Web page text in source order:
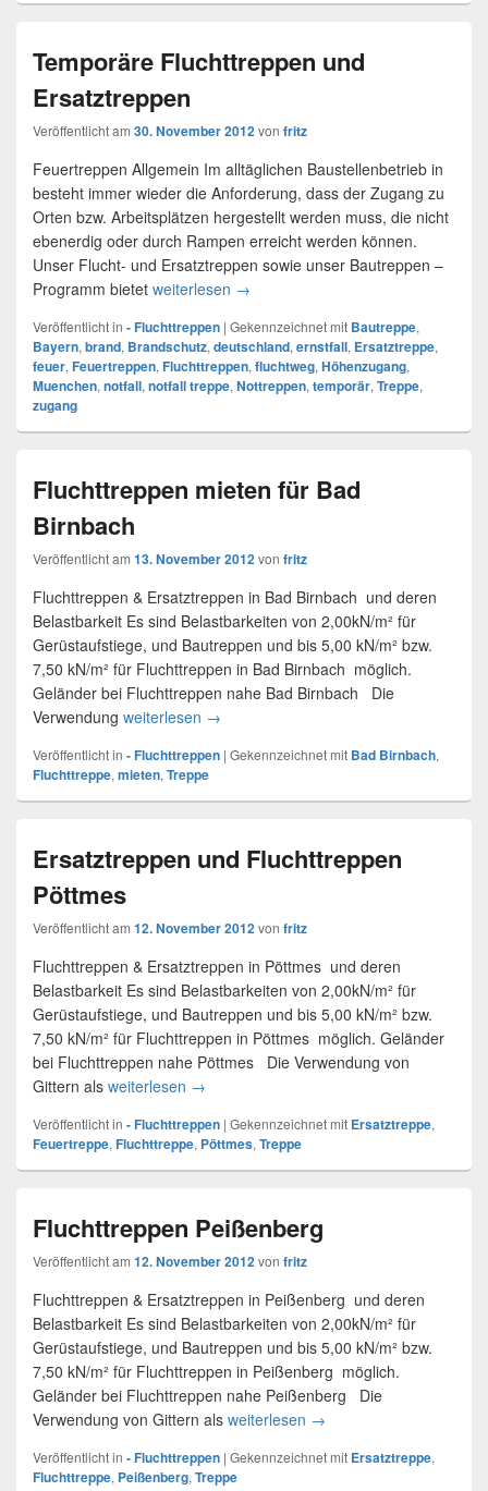
Temporäre Fluchttreppen und
Ersatztreppen
Veröffentlicht am 30. November 2012von fritz
Feuertreppen Allgemein Im alltäglichen Baustellenbetrieb in
besteht immer wieder die Anforderung, dass der Zugang zu
Orten bzw. Arbeitsplätzen hergestellt werden muss, die nicht
ebenerdig oder durch Rampen erreicht werden können.
Unser Flucht- und Ersatztreppen sowie unser Bautreppen –
Programm bietet weiterlesen Temporäre Fluchttreppen und
→
Veröffentlicht in - Fluchttreppen | Gekennzeichnet mit Bautreppe,
Bayern, brand, Brandschutz, deutschland, ernstfall, Ersatztreppe,
feuer, Feuertreppen, Fluchttreppen, fluchtweg, Höhenzugang,
Muenchen, notfall, notfall treppe, Nottreppen, temporär, Treppe,
zugang
Fluchttreppen mieten für Bad
Birnbach
Veröffentlicht am 13. November 2012von fritz
Fluchttreppen & Ersatztreppen in Bad Birnbach und deren
Belastbarkeit Es sind Belastbarkeiten von 2,00kN/m² für
Gerüstaufstiege, und Bautreppen und bis 5,00 kN/m² bzw.
7,50 kN/m² für Fluchttreppen in Bad Birnbach möglich.
Geländer bei Fluchttreppen nahe Bad Birnbach Die
Verwendung weiterlesen Fluchttreppen mieten für Bad Birnbach
→
Veröffentlicht in - Fluchttreppen | Gekennzeichnet mit Bad Birnbach,
Fluchttreppe, mieten, Treppe
Ersatztreppen und Fluchttreppen
Pöttmes
Veröffentlicht am 12. November 2012von fritz
Fluchttreppen & Ersatztreppen in Pöttmes und deren
Belastbarkeit Es sind Belastbarkeiten von 2,00kN/m² für
Gerüstaufstiege, und Bautreppen und bis 5,00 kN/m² bzw.
7,50 kN/m² für Fluchttreppen in Pöttmes möglich. Geländer
bei Fluchttreppen nahe Pöttmes Die Verwendung von
Gittern als weiterlesen Ersatztreppen und Fluchttreppen Pöttmes
→
Veröffentlicht in - Fluchttreppen | Gekennzeichnet mit Ersatztreppe,
Feuertreppe, Fluchttreppe, Pöttmes, Treppe
Fluchttreppen Peißenberg
Veröffentlicht am 12. November 2012von fritz
Fluchttreppen & Ersatztreppen in Peißenberg und deren
Belastbarkeit Es sind Belastbarkeiten von 2,00kN/m² für
Gerüstaufstiege, und Bautreppen und bis 5,00 kN/m² bzw.
7,50 kN/m² für Fluchttreppen in Peißenberg möglich.
Geländer bei Fluchttreppen nahe Peißenberg Die
Verwendung von Gittern als weiterlesen Fluchttreppen
→
Veröffentlicht in - Fluchttreppen | Gekennzeichnet mit Ersatztreppe,
Fluchttreppe, Peißenberg, Treppe